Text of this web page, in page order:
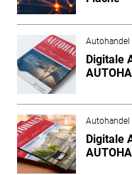
Autohandel
Digitale
Autohandel
Digitale